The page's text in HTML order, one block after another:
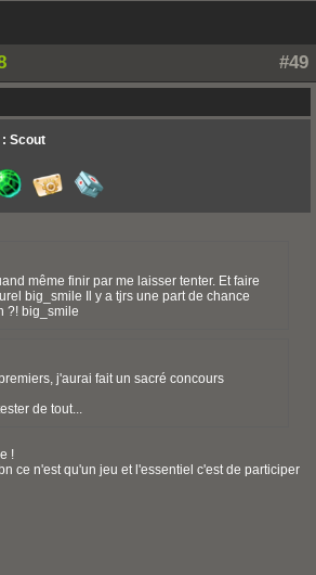
#49
: Scout
même finir par me laisser tenter. Et faire
big_smile Il y a tjrs une part de chance
?! big_smile
j'aurai fait un sacré concours
de tout...
!
ce n'est qu'un jeu et l'essentiel c'est de participer